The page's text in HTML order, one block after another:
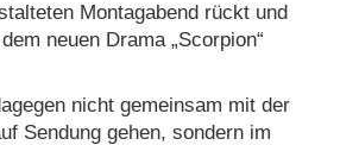
Montagabend rückt und
neuen Drama „Scorpion“
nicht gemeinsam mit der
Sendung gehen, sondern im